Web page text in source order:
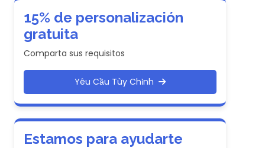
15% de personalización
gratuita
Comparta sus requisitos
Yêu Cầu Tùy Chỉnh
Estamos para ayudarte